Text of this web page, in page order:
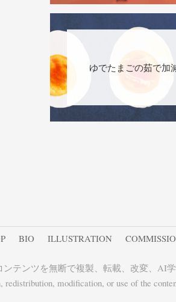
ゆでたまごの茹で加
BIO ILLUSTRATION
テンツを無断で複製、転載、改変、AI
redistribution, modification, or use of the